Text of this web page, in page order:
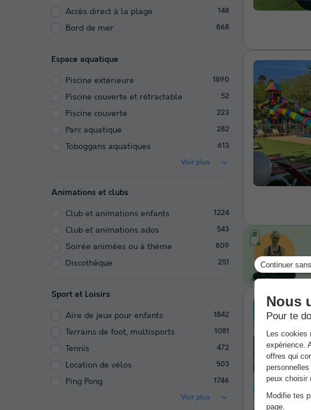
Accès direct à la plage 148
Bord de mer 868
Espace aquatique
Piscine extérieure 1890
Piscine couverte et rétractable 52
Piscine couverte 223
Parc aquatique 282
Toboggans aquatiques 613
Voir plus
Animations et clubs
Club et animations enfants 1224
Club et animations ados 543
Soirée animées ou à thème 809
Discothèque 251
Sport et Loisirs
Aire de jeux pour enfants 1842
Terrains de foot, multisports 1081
Tennis 472
Location de vélos 503
Ping Pong 1746
Voir plus